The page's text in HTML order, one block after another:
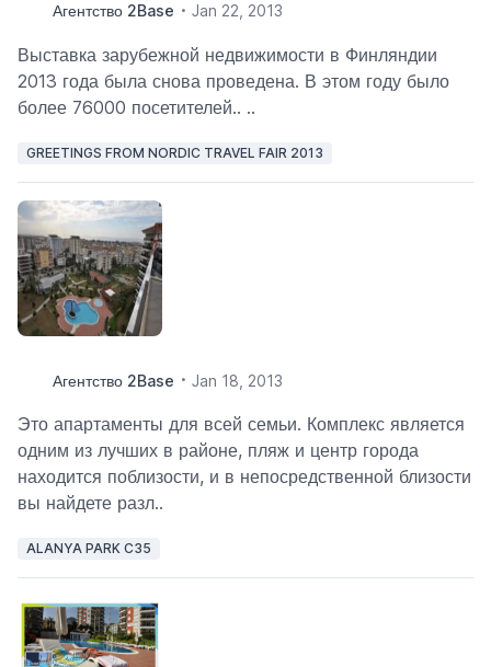
Агентство 2Base Jan 22, 2013
Выставка зарубежной недвижимости в Финляндии
2013 года была снова проведена. В этом году было
более 76000 посетителей.. ..
GREETINGS FROM NORDIC TRAVEL FAIR 2013
Агентство 2Base Jan 18, 2013
Это апартаменты для всей семьи. Комплекс является
одним из лучших в районе, пляж и центр города
находится поблизости, и в непосредственной близости
вы найдете разл..
ALANYA PARK C35